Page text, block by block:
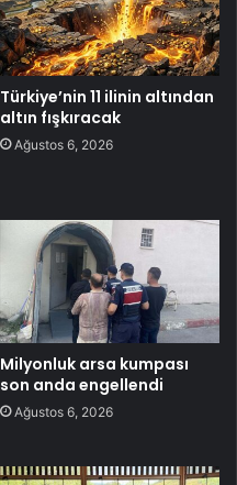
Türkiye’nin 11 ilinin altından
altın fışkıracak
Ağustos 6, 2026
Milyonluk arsa kumpası
son anda engellendi
Ağustos 6, 2026